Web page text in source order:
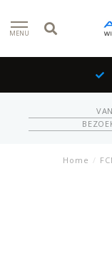
MENU
Home /